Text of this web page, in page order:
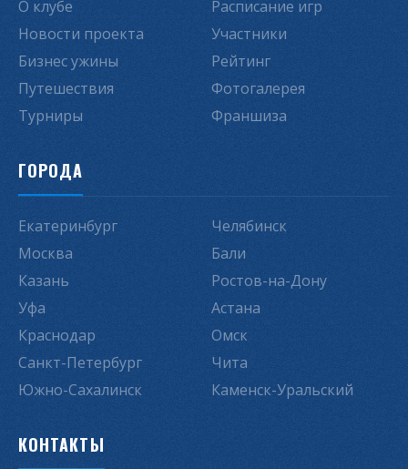
О клубе
Новости проекта
Бизнес ужины
Путешествия
Турниры
Расписание игр
Участники
Рейтинг
Фотогалерея
Франшиза
ГОРОДА
Екатеринбург
Москва
Казань
Уфа
Краснодар
Санкт-Петербург
Южно-Сахалинск
Челябинск
Бали
Ростов-на-Дону
Астана
Омск
Чита
Каменск-Уральский
КОНТАКТЫ